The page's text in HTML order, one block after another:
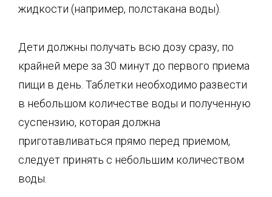
жидкости (например, полстакана воды).
Дети должны получать всю дозу сразу, по
крайней мере за 30 минут до первого приема
пищи в день. Таблетки необходимо развести
в небольшом количестве воды и полученную
суспензию, которая должна
приготавливаться прямо перед приемом,
следует принять с небольшим количеством
воды.